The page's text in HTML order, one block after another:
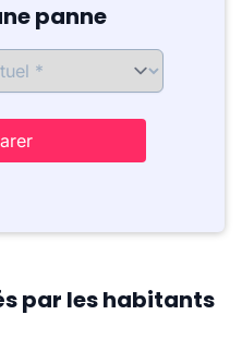
panne
par les habitants